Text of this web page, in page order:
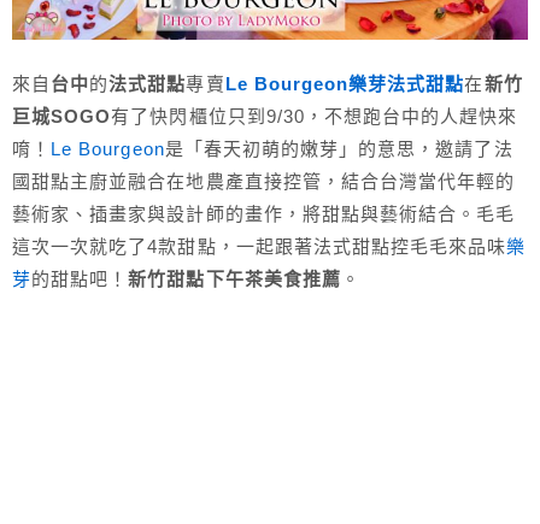
來自 台中的法式甜點專賣Le Bourgeon樂芽法式甜點在新竹
巨城SOGO有了快閃櫃位只到9/30，不想跑台中的人趕快來
唷！ Le Bourgeon是「春天初萌的嫩芽」的意思，邀請了法
國甜點主廚並融合在地農產直接控管，結合台灣當代年輕的
藝術家、插畫家與設計師的畫作，將甜點與藝術結合。毛毛
這次一次就吃了4款甜點，一起跟著法式甜點控毛毛來品味樂
芽的甜點吧！新竹甜點下午茶美食推薦 。